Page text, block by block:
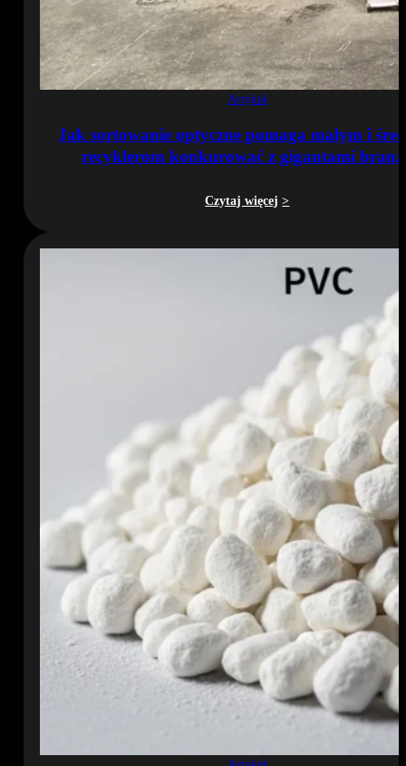
Artykuł
Jak sortowanie optyczne pomaga małym i
recyklerom konkurować z gigantami
Czytaj więcej